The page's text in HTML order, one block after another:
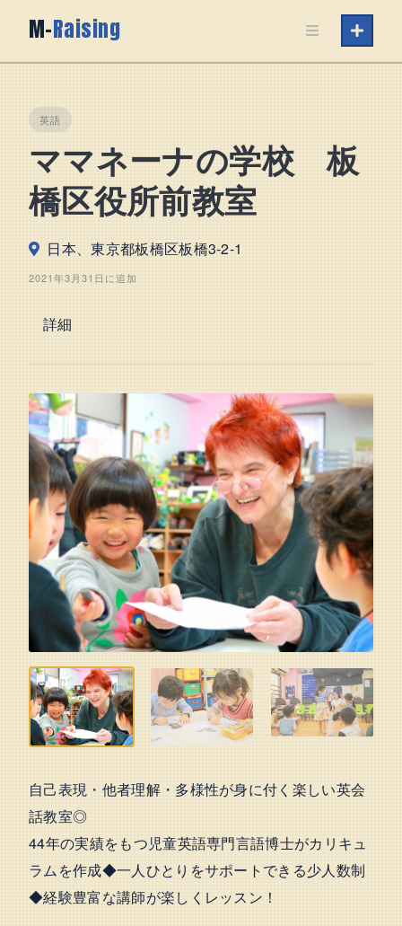
M-Raising
英語
ママネーナの学校 板
橋区役所前教室
日本、東京都板橋区板橋3-2-1
2021年3月31日に追加
詳細
自己表現・他者理解・多様性が身に付く楽しい英会
話教室◎
44年の実績をもつ児童英語専門言語博士がカリキュ
ラムを作成◆一人ひとりをサポートできる少人数制
◆経験豊富な講師が楽しくレッスン！